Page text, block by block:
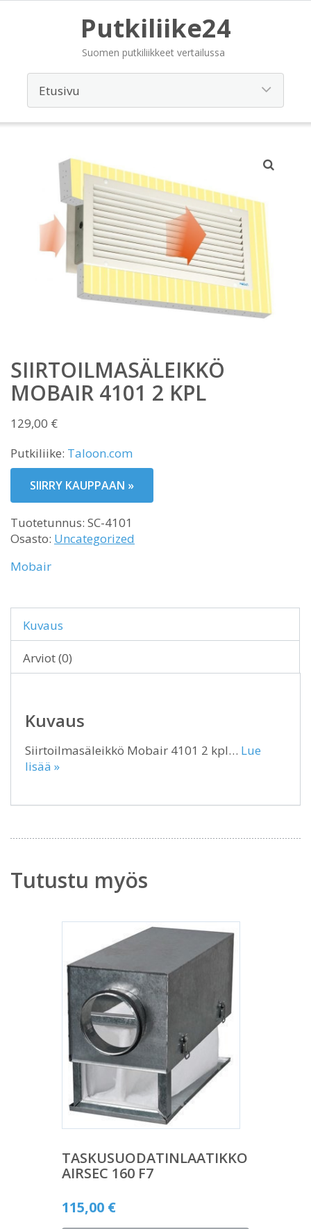
Putkiliike24
Suomen putkiliikkeet vertailussa
SIIRTOILMASÄLEIKKÖ
MOBAIR 4101 2 KPL
129,00 €
Putkiliike: Taloon.com
SIIRRY KAUPPAAN »
Tuotetunnus: SC-4101
Osasto: Uncategorized
Mobair
Kuvaus
Arviot (0)
Kuvaus
Siirtoilmasäleikkö Mobair 4101 2 kpl… Lue
lisää »
Tutustu myös
TASKUSUODATINLAATIKKO
AIRSEC 160 F7
115,00 €